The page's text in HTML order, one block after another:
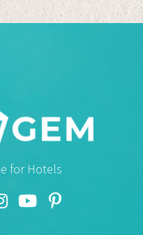
for Hotels